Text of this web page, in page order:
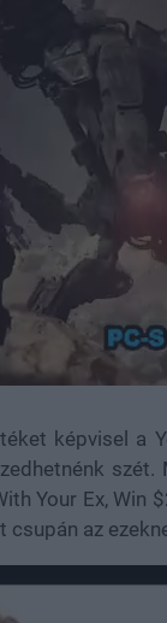
44.57%
képvisel a
Your Ex,
az